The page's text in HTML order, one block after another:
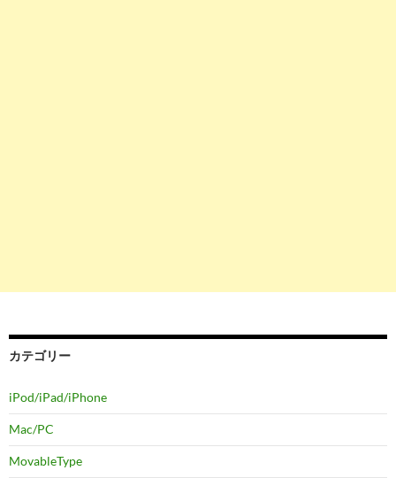
カテゴリー
iPod/iPad/iPhone
Mac/PC
MovableType